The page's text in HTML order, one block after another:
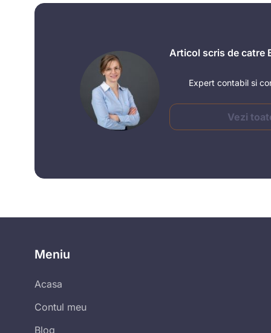
Articol scris de catre
Expert contabil si
Vezi
Meniu
Acasa
Contul meu
Blog